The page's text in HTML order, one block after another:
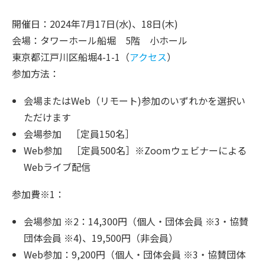
開催日：2024年7月17日(水)、18日(木)
会場：タワーホール船堀 5階 小ホール
東京都江戸川区船堀4-1-1（アクセス）
参加方法：
会場またはWeb（リモート)参加のいずれかを選択い
ただけます
会場参加 ［定員150名］
Web参加 ［定員500名］※Zoomウェビナーによる
Webライブ配信
参加費※1：
会場参加 ※2：14,300円（個人・団体会員 ※3・協賛
団体会員 ※4)、19,500円（非会員）
Web参加：9,200円（個人・団体会員 ※3・協賛団体